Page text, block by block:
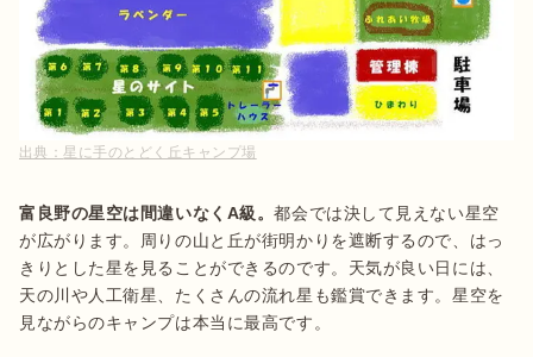
出典：星に手のとどく丘キャンプ場
富良野の星空は間違いなくA級。都会では決して見えない星空
が広がります。周りの山と丘が街明かりを遮断するので、はっ
きりとした星を見ることができるのです。天気が良い日には、
天の川や人工衛星、たくさんの流れ星も鑑賞できます。星空を
見ながらのキャンプは本当に最高です。